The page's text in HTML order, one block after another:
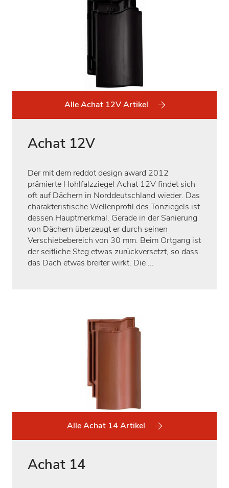
Alle Achat 12V Artikel
Achat 12V
Der mit dem reddot design award 2012
prämierte Hohlfalzziegel Achat 12V findet sich
oft auf Dächern in Norddeutschland wieder. Das
charakteristische Wellenprofil des Tonziegels ist
dessen Hauptmerkmal. Gerade in der Sanierung
von Dächern überzeugt er durch seinen
Verschiebebereich von 30 mm. Beim Ortgang ist
der seitliche Steg etwas zurückversetzt, so dass
das Dach etwas breiter wirkt. Die ...
Alle Achat 14 Artikel
Achat 14